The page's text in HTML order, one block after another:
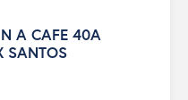
A CAFE 40A
SANTOS